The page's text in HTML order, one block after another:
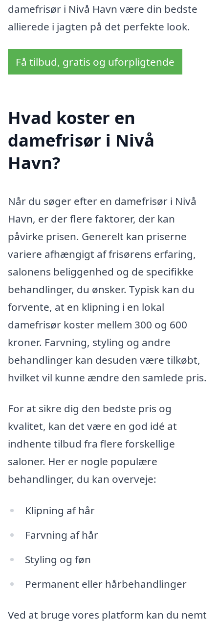
damefrisør i Nivå Havn være din bedste
allierede i jagten på det perfekte look.
Få tilbud, gratis og uforpligtende
Hvad koster en
damefrisør i Nivå
Havn?
Når du søger efter en damefrisør i Nivå
Havn, er der flere faktorer, der kan
påvirke prisen. Generelt kan priserne
variere afhængigt af frisørens erfaring,
salonens beliggenhed og de specifikke
behandlinger, du ønsker. Typisk kan du
forvente, at en klipning i en lokal
damefrisør koster mellem 300 og 600
kroner. Farvning, styling og andre
behandlinger kan desuden være tilkøbt,
hvilket vil kunne ændre den samlede pris.
For at sikre dig den bedste pris og
kvalitet, kan det være en god idé at
indhente tilbud fra flere forskellige
saloner. Her er nogle populære
behandlinger, du kan overveje:
Klipning af hår
Farvning af hår
Styling og føn
Permanent eller hårbehandlinger
Ved at bruge vores platform kan du nemt